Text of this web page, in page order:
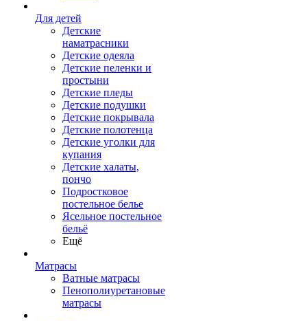
Для детей
Детские
наматрасники
Детские одеяла
Детские пеленки и
простыни
Детские пледы
Детские подушки
Детские покрывала
Детские полотенца
Детские уголки для
купания
Детские халаты,
пончо
Подростковое
постельное белье
Ясельное постельное
бельё
Ещё
Матрасы
Ватные матрасы
Пенополиуретановые
матрасы